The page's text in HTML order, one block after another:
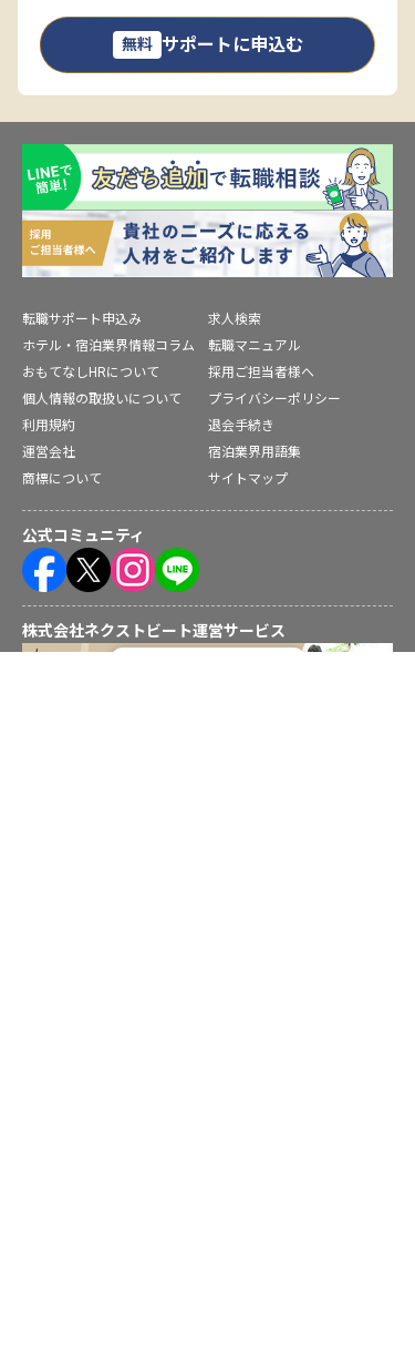
無料 サポートに申込む
転職サポート申込み
求人検索
ホテル・宿泊業界情報コラム
転職マニュアル
おもてなしHRについて
採用ご担当者様へ
個人情報の取扱いについて
プライバシーポリシー
利用規約
退会手続き
運営会社
宿泊業界用語集
商標について
サイトマップ
公式コミュニティ
株式会社ネクストビート運営サービス